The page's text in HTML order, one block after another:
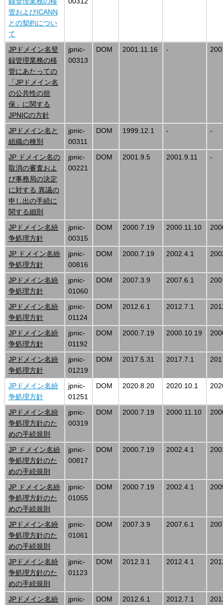
管およびICANN
との契約につい
て
JPドメイン名登
録管理業務の移
管にあたっての
「JPドメイン名
の公共性の担
保」に関する
JPNICの方針
jpnic-
00313
DOM 2001.11.16 -
JPドメイン名と
組織の種別
jpnic-
00311
DOM 1999.12.1 - -
JP ドメイン名の
取消の審査およ
び事務局の決定
に対する 異議の
申し出の手続に
関する細則
jpnic-
00221
DOM 2001.9.5 2001.9.11 -
JPドメイン名紛
争処理方針
jpnic-
00315
DOM 2000.7.19 2000.11.10
JP ドメイン名紛
争処理方針
jpnic-
00816
DOM 2000.7.19 2002.4.1
JPドメイン名紛
争処理方針
jpnic-
01060
DOM 2007.3.9 2007.6.1
JPドメイン名紛
争処理方針
jpnic-
01124
DOM 2012.6.1 2012.7.1
JPドメイン名紛
争処理方針
jpnic-
01192
DOM 2000.7.19 2000.10.19
JPドメイン名紛
争処理方針
jpnic-
01219
DOM 2017.5.31 2017.7.1
JPドメイン名紛
争処理方針
jpnic-
01251
DOM 2020.8.20 2020.10.1
JPドメイン名紛
争処理方針のた
めの手続規則
jpnic-
00319
DOM 2000.7.19 2000.11.10
JP ドメイン名紛
争処理方針のた
めの手続規則
jpnic-
00817
DOM 2000.7.19 2002.4.1
JP ドメイン名紛
争処理方針のた
めの手続規則
jpnic-
01055
DOM 2000.7.19 2002.4.1
JPドメイン名紛
争処理方針のた
めの手続規則
jpnic-
01061
DOM 2007.3.9 2007.6.1
JPドメイン名紛
争処理方針のた
めの手続規則
jpnic-
01123
DOM 2012.3.1 2012.4.1
JPドメイン名紛
jpnic-
DOM 2012.6.1 2012.7.1